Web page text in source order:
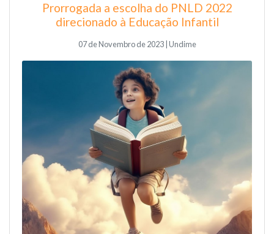
Prorrogada a escolha do PNLD 2022
direcionado à Educação Infantil
07 de Novembro de 2023 | Undime